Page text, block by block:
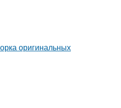
оригинальных